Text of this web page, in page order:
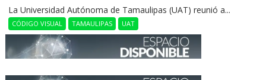
La Universidad Autónoma de Tamaulipas (UAT) reunió a...
CÓDIGO VISUAL TAMAULIPAS UAT